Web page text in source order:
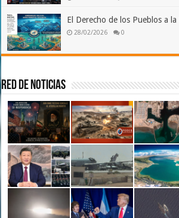
El Derecho de los Pueblos a
28/02/2026 0
Red de Noticias